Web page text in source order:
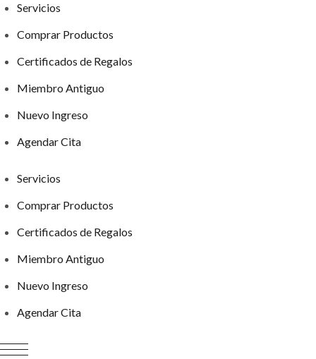
Servicios
Comprar Productos
Certificados de Regalos
Miembro Antiguo
Nuevo Ingreso
Agendar Cita
Servicios
Comprar Productos
Certificados de Regalos
Miembro Antiguo
Nuevo Ingreso
Agendar Cita